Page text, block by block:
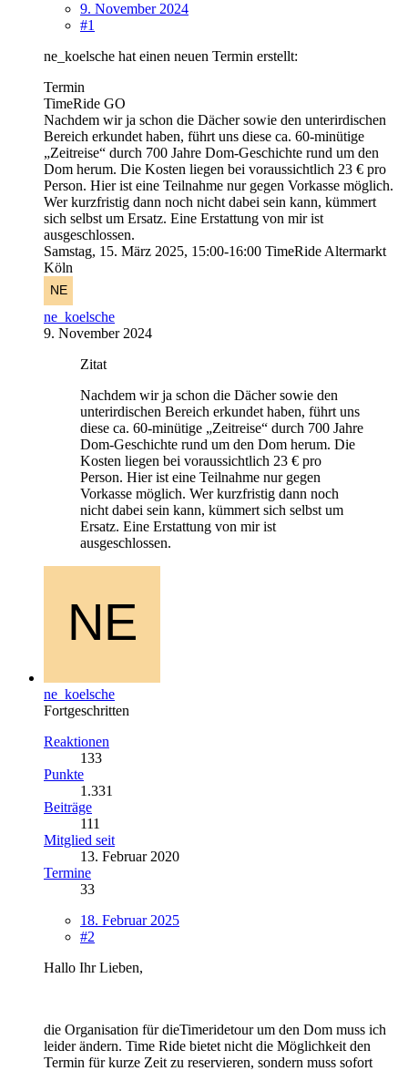
9. November 2024
#1
ne_koelsche hat einen neuen Termin erstellt:
Termin
TimeRide GO
Nachdem wir ja schon die Dächer sowie den unterirdischen
Bereich erkundet haben, führt uns diese ca. 60-minütige
„Zeitreise“ durch 700 Jahre Dom-Geschichte rund um den
Dom herum. Die Kosten liegen bei voraussichtlich 23 € pro
Person. Hier ist eine Teilnahme nur gegen Vorkasse möglich.
Wer kurzfristig dann noch nicht dabei sein kann, kümmert
sich selbst um Ersatz. Eine Erstattung von mir ist
ausgeschlossen.
Samstag, 15. März 2025, 15:00-16:00 TimeRide Altermarkt
Köln
ne_koelsche
9. November 2024
Zitat
Nachdem wir ja schon die Dächer sowie den
unterirdischen Bereich erkundet haben, führt uns
diese ca. 60-minütige „Zeitreise“ durch 700 Jahre
Dom-Geschichte rund um den Dom herum. Die
Kosten liegen bei voraussichtlich 23 € pro
Person. Hier ist eine Teilnahme nur gegen
Vorkasse möglich. Wer kurzfristig dann noch
nicht dabei sein kann, kümmert sich selbst um
Ersatz. Eine Erstattung von mir ist
ausgeschlossen.
ne_koelsche
Fortgeschritten
Reaktionen
133
Punkte
1.331
Beiträge
111
Mitglied seit
13. Februar 2020
Termine
33
18. Februar 2025
#2
Hallo Ihr Lieben,
die Organisation für dieTimeridetour um den Dom muss ich
leider ändern. Time Ride bietet nicht die Möglichkeit den
Termin für kurze Zeit zu reservieren, sondern muss sofort